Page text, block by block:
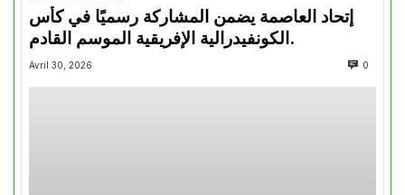
إتحاد العاصمة يضمن المشاركة رسميًا في كأس
الكونفيدرالية الإفريقية الموسم القادم.
Avril 30, 2026 0